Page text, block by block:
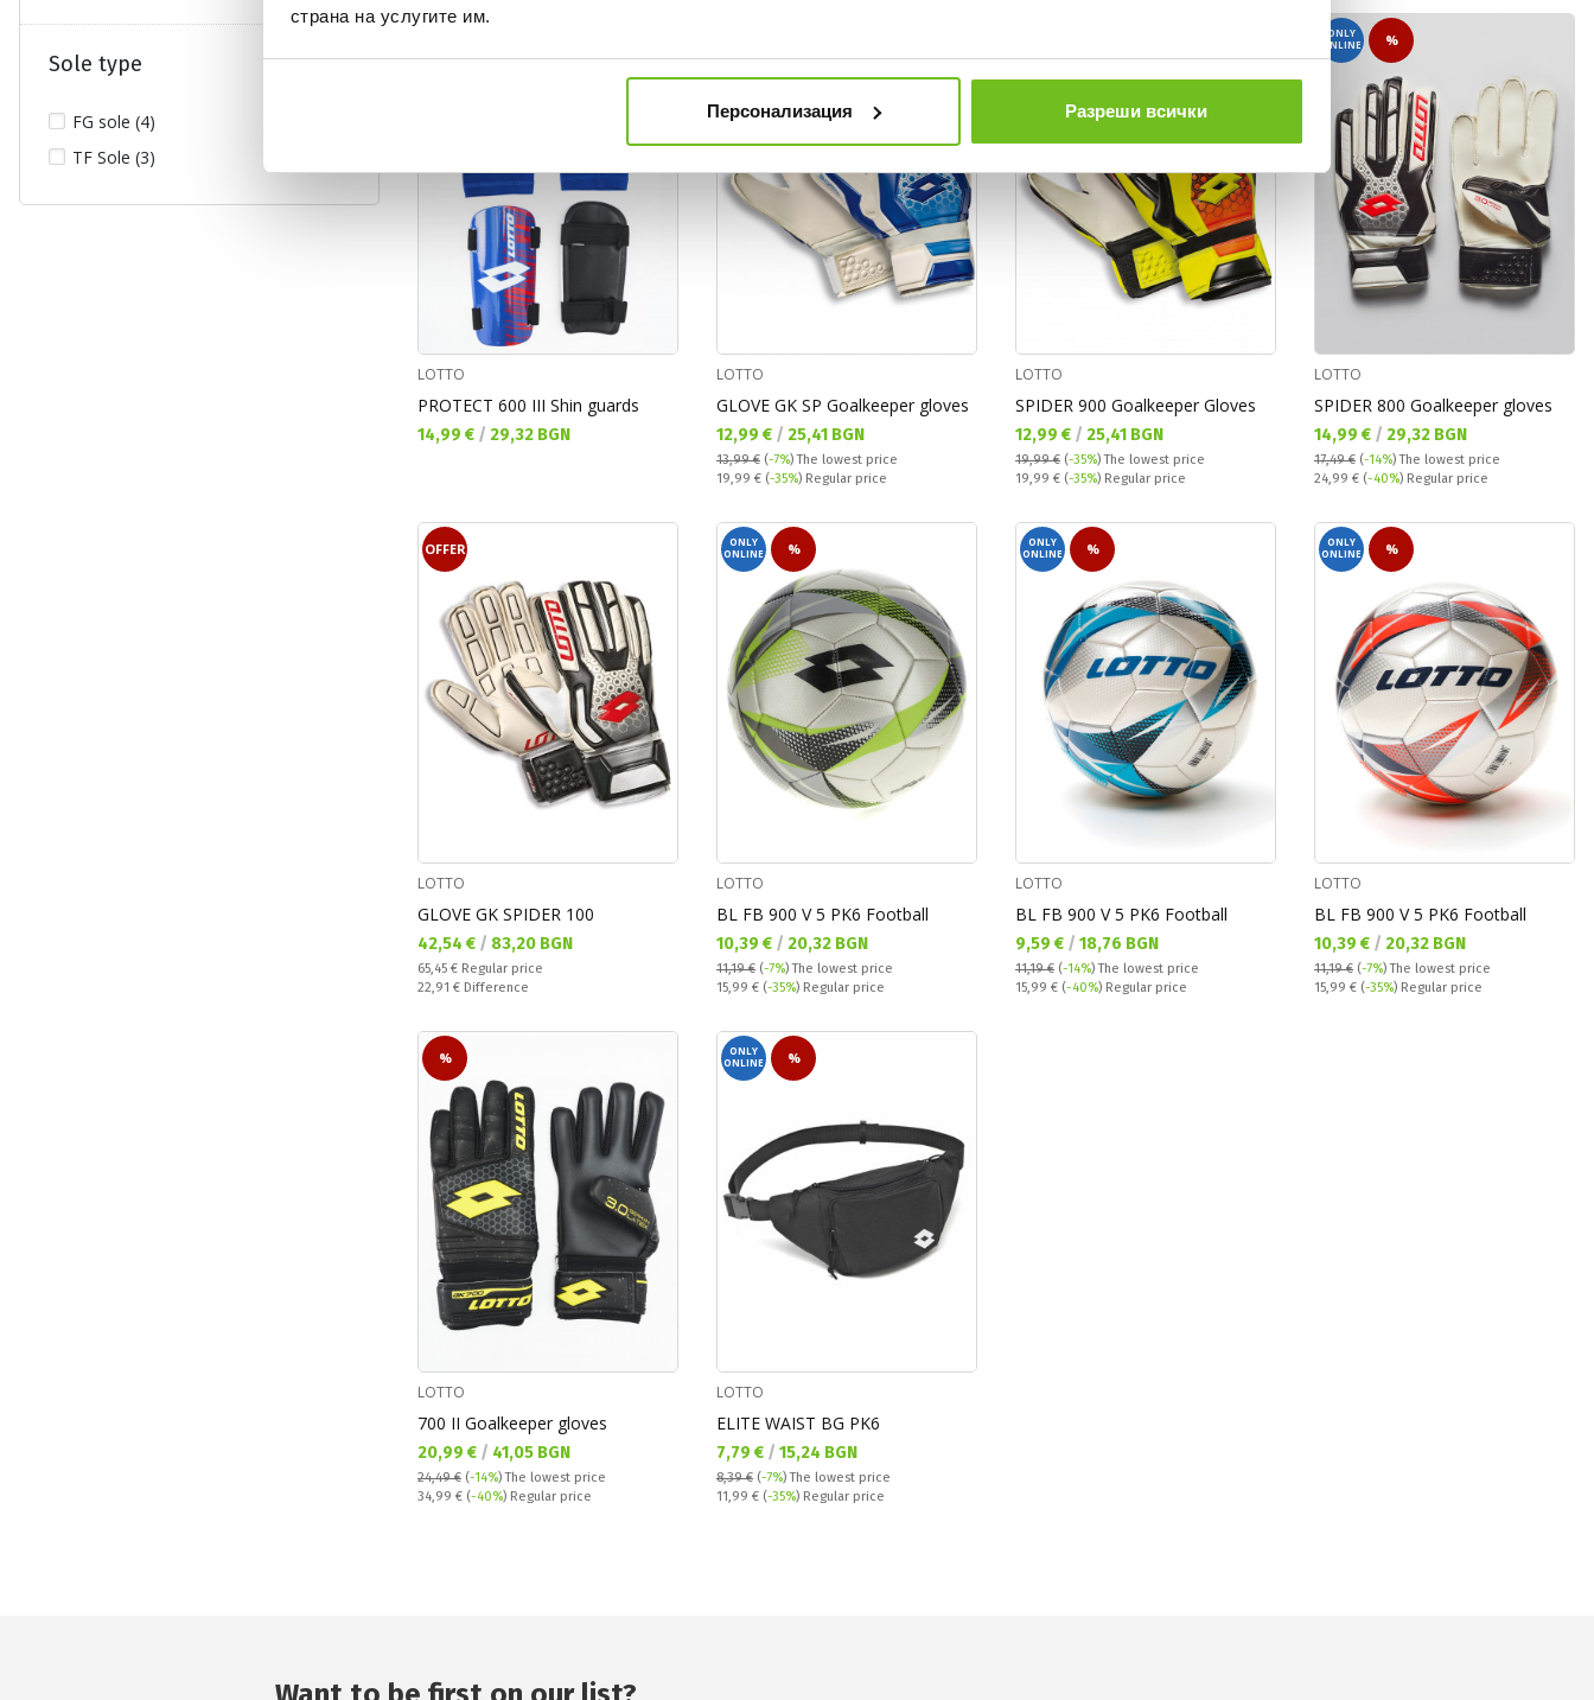
страна на услугите им.
Персонализация Разреши всички
Sole type
FG sole (4)
TF Sole (3)
LOTTO
PROTECT 600 III Shin guards
Текуща цена:
14,99 € / 29,32 BGN
LOTTO
GLOVE GK SP Goalkeeper gloves
Текуща цена:
12,99 € / 25,41 BGN
13,99 € (-7%)The lowest price
Regular price:
19,99 € (-35%) Regular price
LOTTO
SPIDER 900 Goalkeeper Gloves
Текуща цена:
12,99 € / 25,41 BGN
19,99 € (-35%)The lowest price
Regular price:
19,99 € (-35%) Regular price
ONLY
ONLINE
%
LOTTO
SPIDER 800 Goalkeeper gloves
Текуща цена:
14,99 € / 29,32 BGN
17,49 € (-14%)The lowest price
Regular price:
24,99 € (-40%) Regular price
OFFER
LOTTO
GLOVE GK SPIDER 100
Текуща цена:
42,54 € / 83,20 BGN
Regular price:
65,45 € Regular price
Спестявате:
22,91 € Difference
ONLY
ONLINE
%
LOTTO
BL FB 900 V 5 PK6 Football
Текуща цена:
10,39 € / 20,32 BGN
11,19 € (-7%)The lowest price
Regular price:
15,99 € (-35%) Regular price
ONLY
ONLINE
%
LOTTO
BL FB 900 V 5 PK6 Football
Текуща цена:
9,59 € / 18,76 BGN
11,19 € (-14%)The lowest price
Regular price:
15,99 € (-40%) Regular price
ONLY
ONLINE
%
LOTTO
BL FB 900 V 5 PK6 Football
Текуща цена:
10,39 € / 20,32 BGN
11,19 € (-7%)The lowest price
Regular price:
15,99 € (-35%) Regular price
%
LOTTO
700 II Goalkeeper gloves
Текуща цена:
20,99 € / 41,05 BGN
24,49 € (-14%)The lowest price
Regular price:
34,99 € (-40%) Regular price
ONLY
ONLINE
%
LOTTO
ELITE WAIST BG PK6
Текуща цена:
7,79 € / 15,24 BGN
8,39 € (-7%)The lowest price
Regular price:
11,99 € (-35%) Regular price